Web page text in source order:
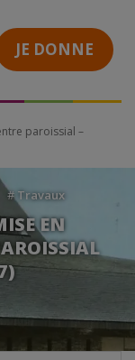
JE DONNE
paroissial –
#Travaux
EN